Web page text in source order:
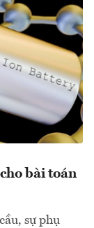
bài toán
sự phụ